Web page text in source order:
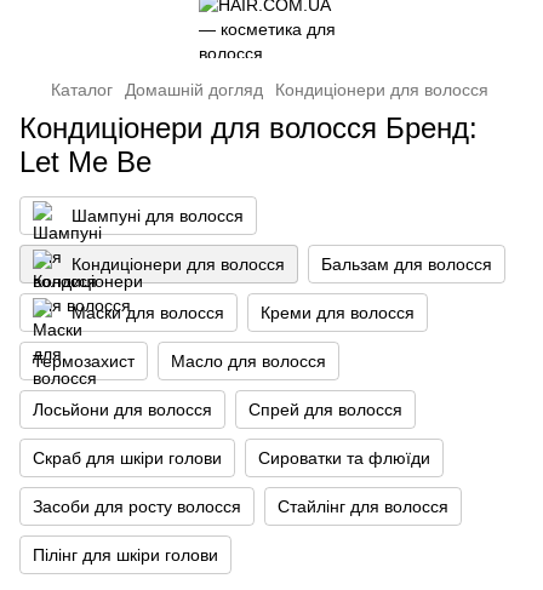
Каталог Домашній догляд Кондиціонери для волосся
Кондиціонери для волосся Бренд:
Let Me Be
Шампуні для волосся
Кондиціонери для волосся Бальзам для волосся
Маски для волосся Креми для волосся
Термозахист Масло для волосся
Лосьйони для волосся Спрей для волосся
Скраб для шкіри голови Сироватки та флюїди
Засоби для росту волосся Стайлінг для волосся
Пілінг для шкіри голови